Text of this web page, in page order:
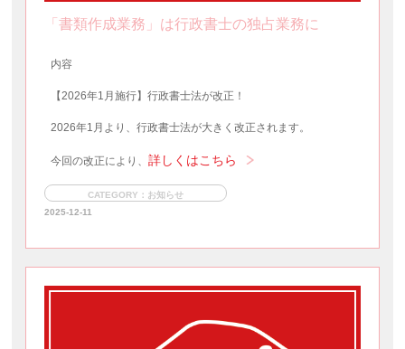
「書類作成業務」は行政書士の独占業務に
内容
【2026年1月施行】行政書士法が改正！
2026年1月より、行政書士法が大きく改正されます。
今回の改正により、詳しくはこちら
CATEGORY：お知らせ
2025-12-11